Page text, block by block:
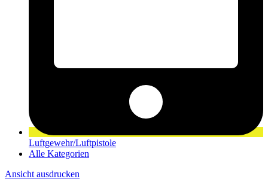
Luftgewehr/Luftpistole
Alle Kategorien
Ansicht ausdrucken